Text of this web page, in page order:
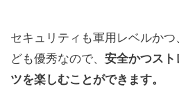
セキュリティも軍用レベルか
ども優秀なので、 安全かつス
ツを楽しむことができます。